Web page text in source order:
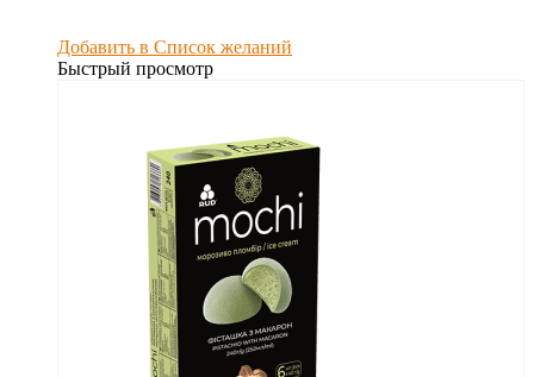
Добавить в Список желаний
Быстрый просмотр